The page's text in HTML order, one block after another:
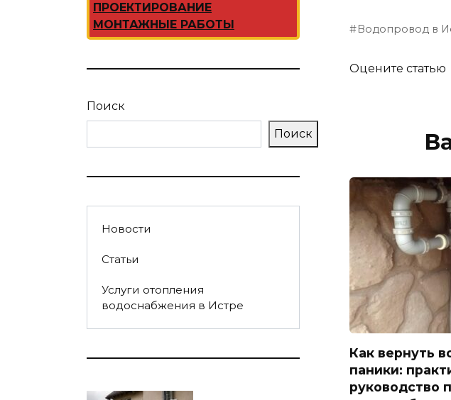
Водопровод в
Оцените статью
Как вернуть
паники:
руководство
ПРОЕКТИРОВАНИЕ
МОНТАЖНЫЕ РАБОТЫ
Поиск
Поиск
Новости
Статьи
Услуги отопления
водоснабжения в Истре